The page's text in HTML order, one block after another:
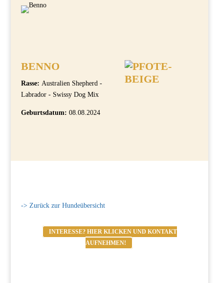
BENNO
Rasse: Australien Shepherd -
Labrador - Swissy Dog Mix
Geburtsdatum: 08.08.2024
-> Zurück zur Hundeübersicht
INTERESSE? HIER KLICKEN UND KONTAKT
AUFNEHMEN!